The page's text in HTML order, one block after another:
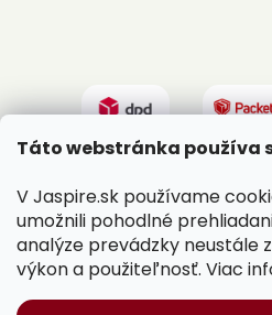
Táto webstránka používa
V Jaspire.sk používame
umožnili pohodlné
analýze prevádzky neustále
výkon a použiteľnosť. Viac